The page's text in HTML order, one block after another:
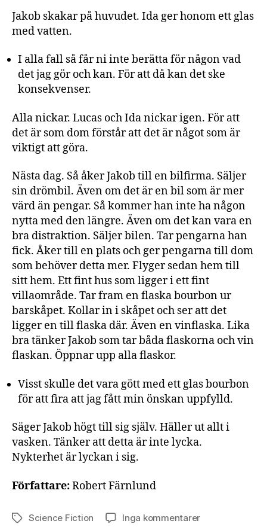
Jakob skakar på huvudet. Ida ger honom ett glas
med vatten.
I alla fall så får ni inte berätta för någon vad
det jag gör och kan. För att då kan det ske
konsekvenser.
Alla nickar. Lucas och Ida nickar igen. För att
det är som dom förstår att det är något som är
viktigt att göra.
Nästa dag. Så åker Jakob till en bilfirma. Säljer
sin drömbil. Även om det är en bil som är mer
värd än pengar. Så kommer han inte ha någon
nytta med den längre. Även om det kan vara en
bra distraktion. Säljer bilen. Tar pengarna han
fick. Åker till en plats och ger pengarna till dom
som behöver detta mer. Flyger sedan hem till
sitt hem. Ett fint hus som ligger i ett fint
villaområde. Tar fram en flaska bourbon ur
barskåpet. Kollar in i skåpet och ser att det
ligger en till flaska där. Även en vinflaska. Lika
bra tänker Jakob som tar båda flaskorna och vin
flaskan. Öppnar upp alla flaskor.
Visst skulle det vara gött med ett glas bourbon
för att fira att jag fått min önskan uppfylld.
Säger Jakob högt till sig själv. Häller ut allt i
vasken. Tänker att detta är inte lycka.
Nykterhet är lyckan i sig.
Författare:Robert Färnlund
EtiketterScience Fiction Inga kommentarertill